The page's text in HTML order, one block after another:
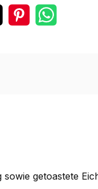
getoastete